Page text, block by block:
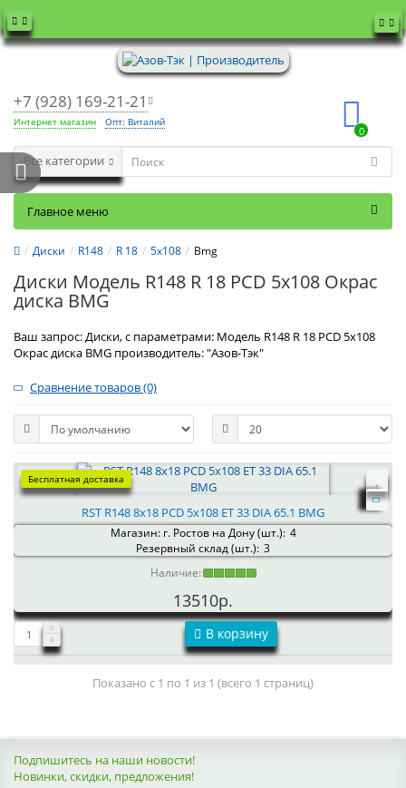
+7 (928) 169-21-21
Интернет магазин Опт: Виталий
0
Все категории
Главное меню
Диски R148 R 18 5x108 Bmg
Диски Модель R148 R 18 PCD 5x108 Окрас
диска BMG
Ваш запрос: Диски, с параметрами: Модель R148 R 18 PCD 5x108
Окрас диска BMG производитель: "Азов-Тэк"
Сравнение товаров (0)
Бесплатная доставка
RST R148 8x18 PCD 5x108 ET 33 DIA 65.1 BMG
Магазин: г. Ростов на Дону (шт.): 4
Резервный склад (шт.): 3
Наличие:
13510р.
В корзину
Показано с 1 по 1 из 1 (всего 1 страниц)
Подпишитесь на наши новости!
Новинки, скидки, предложения!